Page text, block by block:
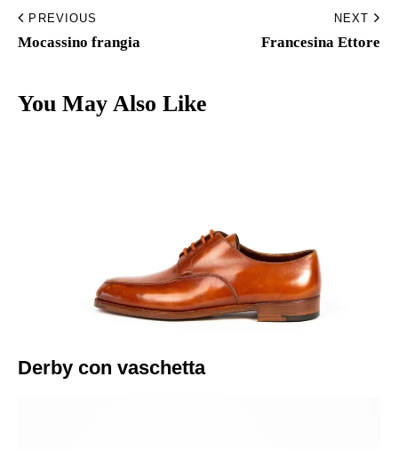
Archivio
English
PREVIOUS
Mocassino frangia​
NEXT
Francesina Ettore​
You May Also Like
Derby con vaschetta​